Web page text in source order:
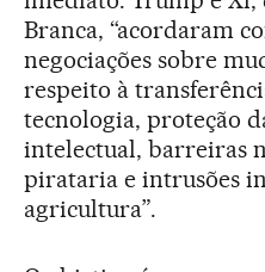
Branca, “acordaram
negociações sobre
respeito à
tecnologia, proteção
intelectual, barreiras
pirataria e intrusões
agricultura”.